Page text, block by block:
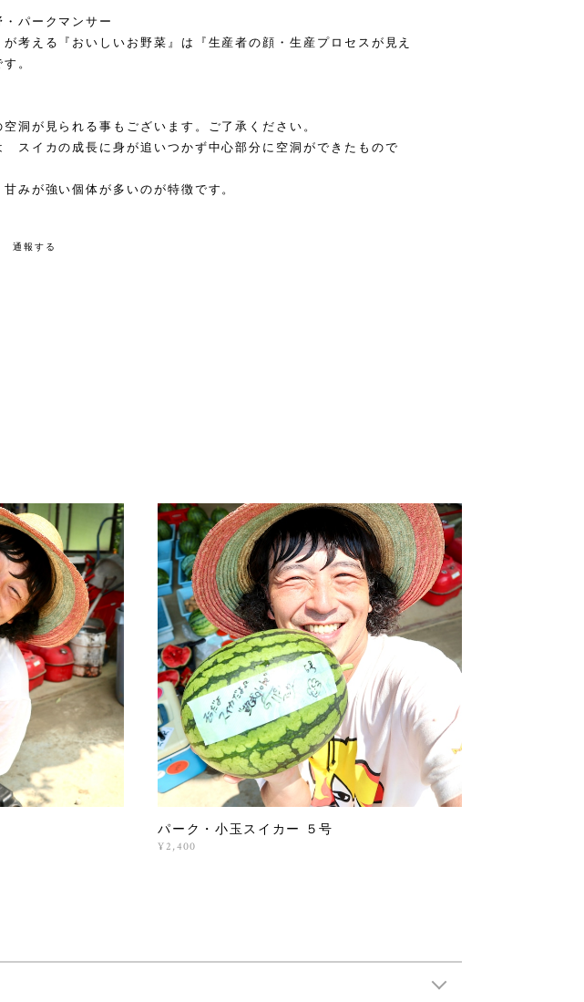
パークマンサー
考える『おいしいお野菜』は『生産者の顔・生産プロセスが見え
。
洞が見られる事もございます。ご了承ください。
スイカの成長に身が追いつかず中心部分に空洞ができたもので
みが強い個体が多いのが特徴です。
通報する
パーク・小玉スイカー ５号
¥2,400